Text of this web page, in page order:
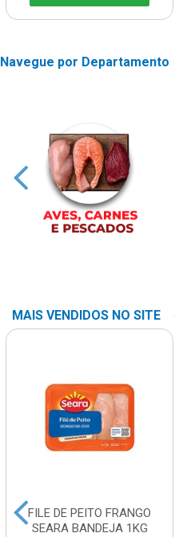
Navegue por Departamento
MAIS VENDIDOS NO SITE
FILE DE PEITO FRANGO
SEARA BANDEJA 1KG